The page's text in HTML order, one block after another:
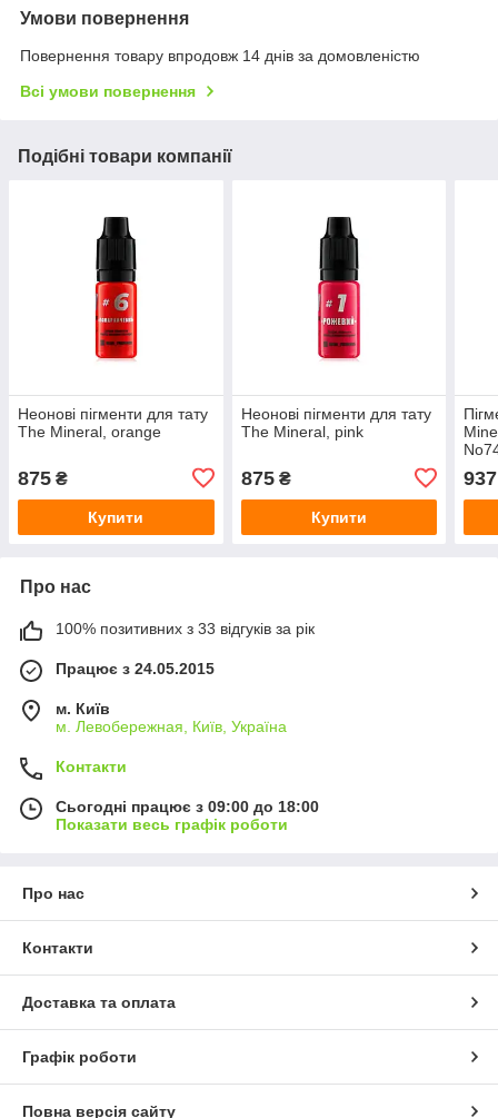
Умови повернення
Повернення товару впродовж 14 днів за домовленістю
Всі умови повернення
Подібні товари компанії
Неонові пігменти для тату
The Mineral, orange
875 ₴
Купити
Неонові пігменти для тату
The Mineral, pink
875₴
Купити
Про нас
100% позитивних з 33 відгуків за рік
Працює з 24.05.2015
м. Київ
м. Левобережная, Київ, Україна
Контакти
Сьогодні працює з 09:00 до 18:00
Показати весь графік роботи
Про нас
Контакти
Доставка та оплата
Графік роботи
Повна версія сайту